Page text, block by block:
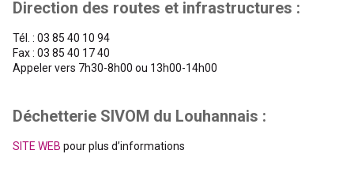
Direction des routes et infrastructures :
Tél. : 03 85 40 10 94
Fax : 03 85 40 17 40
Appeler vers 7h30-8h00 ou 13h00-14h00
Déchetterie SIVOM du Louhannais :
SITE WEB pour plus d’informations